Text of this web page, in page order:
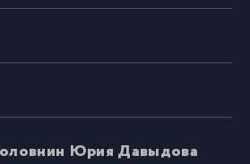
Юрия Давыдова